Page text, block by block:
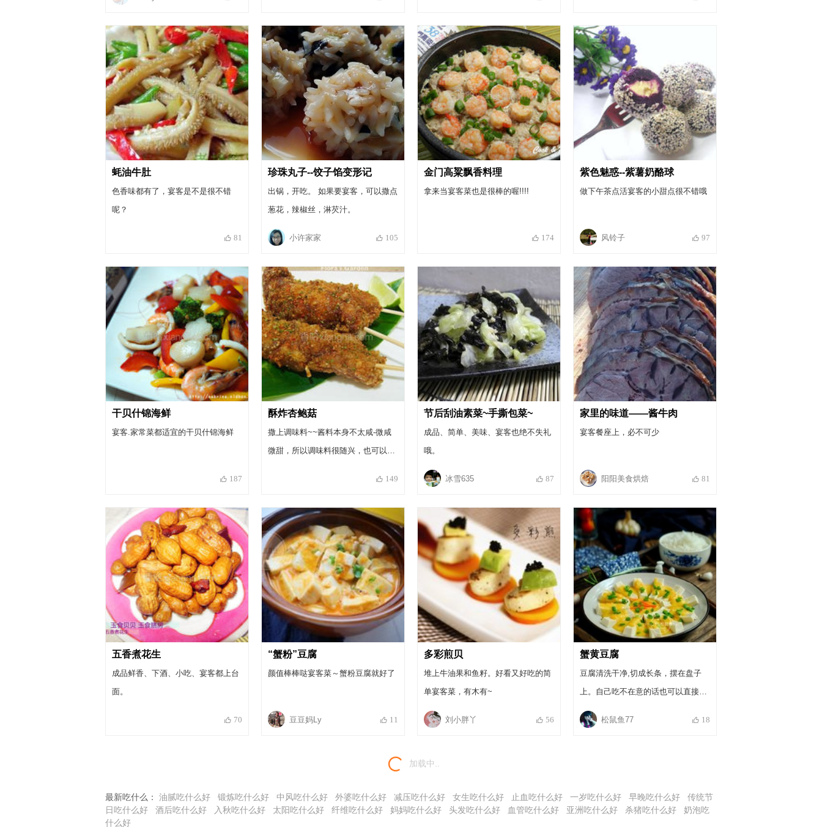
蚝油牛肚
色香味都有了，宴客是不是很不错
呢？
81
珍珠丸子--饺子馅变形记
出锅，开吃。 如果要宴客，可以撒点
葱花，辣椒丝，淋芡汁。
小许家家 105
金门高粱飘香料理
拿来当宴客菜也是很棒的喔!!!!
174
紫色魅惑--紫薯奶酪球
做下午茶点活宴客的小甜点很不错哦
风铃子 97
干贝什锦海鲜
宴客.家常菜都适宜的干贝什锦海鲜
187
酥炸杏鲍菇
撒上调味料~~酱料本身不太咸-微咸
微甜，所以调味料很随兴，也可以加
149
节后刮油素菜~手撕包菜~
成品、简单、美味、宴客也绝不失礼
哦。
冰雪635 87
家里的味道——酱牛肉
宴客餐座上，必不可少
阳阳美食烘焙 81
五香煮花生
成品鲜香、下酒、小吃、宴客都上台
面。
70
“蟹粉”豆腐
颜值棒棒哒宴客菜～蟹粉豆腐就好了
豆豆妈Ly 11
多彩煎贝
堆上牛油果和鱼籽。好看又好吃的简
单宴客菜，有木有~
刘小胖丫 56
蟹黄豆腐
豆腐清洗干净,切成长条，摆在盘子
上。自己吃不在意的话也可以直接切
成小块一股脑放碗里，如果是宴客的
话最好还是摆个造型比较好看。摆好
不用蒸，后面介绍制作方法。
松鼠鱼77 18
加载中..
最新吃什么： 油腻吃什么好 锻炼吃什么好 中风吃什么好 外婆吃什么好 减压吃什么好 女生吃什么好 止血吃什么好 一岁吃什么好 早晚吃什么好
传统节
日吃什么好
酒后吃什么好 入秋吃什么好 太阳吃什么好 纤维吃什么好 妈妈吃什么好 头发吃什么好 血管吃什么好 亚洲吃什么好 杀猪吃什么好
奶泡吃
什么好